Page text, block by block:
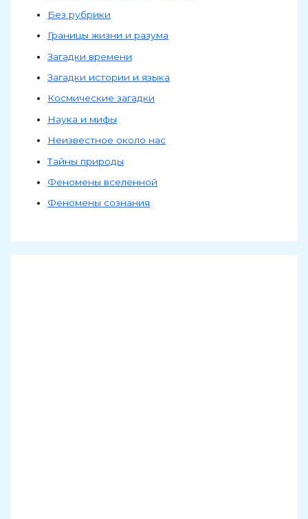
Без рубрики
Границы жизни и разума
Загадки времени
Загадки истории и языка
Космические загадки
Наука и мифы
Неизвестное около нас
Тайны природы
Феномены вселенной
Феномены сознания